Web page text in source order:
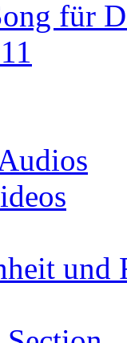
für
und